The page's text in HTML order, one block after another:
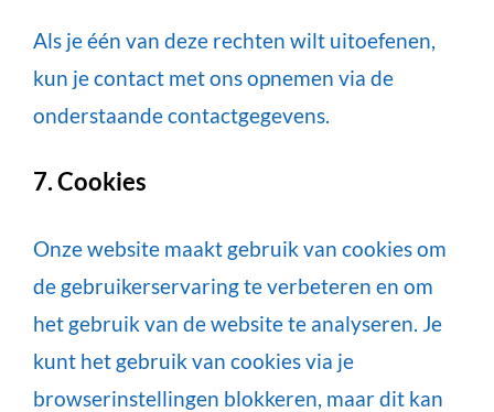
Als je één van deze rechten wilt uitoefenen,
kun je contact met ons opnemen via de
onderstaande contactgegevens.
7. Cookies
Onze website maakt gebruik van cookies om
de gebruikerservaring te verbeteren en om
het gebruik van de website te analyseren. Je
kunt het gebruik van cookies via je
browserinstellingen blokkeren, maar dit kan